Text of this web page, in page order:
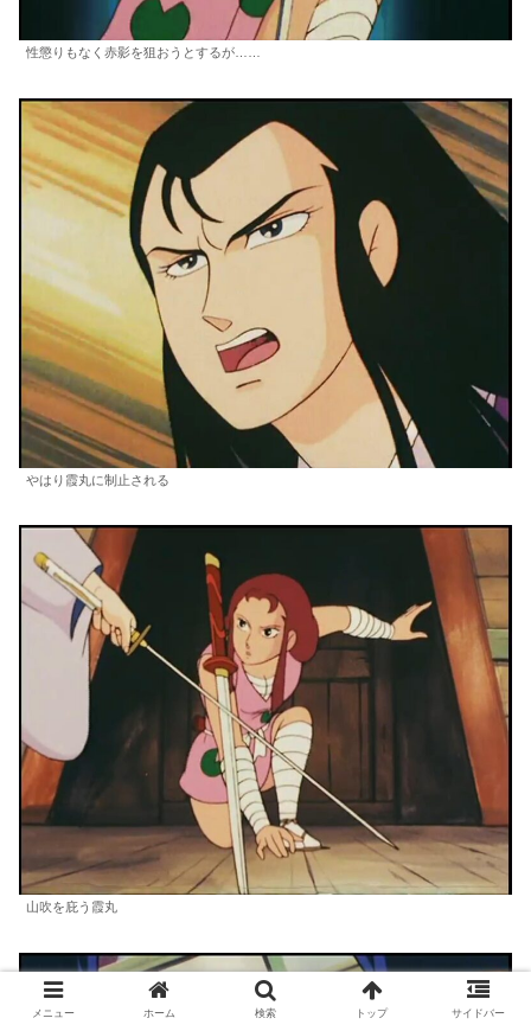
性懲りもなく赤影を狙おうとするが……
やはり霞丸に制止される
山吹を庇う霞丸
メニュー ホーム 検索 トップ サイドバー